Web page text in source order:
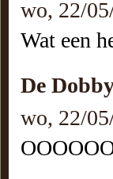
wo, 22/
Wat een
De
wo, 22/